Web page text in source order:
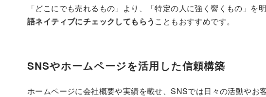
「どこにでも売れるもの」より、「特定の人に強く響くもの」を明
語ネイティブにチェックしてもらう こともおすすめです。
SNSやホームページを活用した信頼構築
ホームページに会社概要や実績を載せ、SNSでは日々の活動やお